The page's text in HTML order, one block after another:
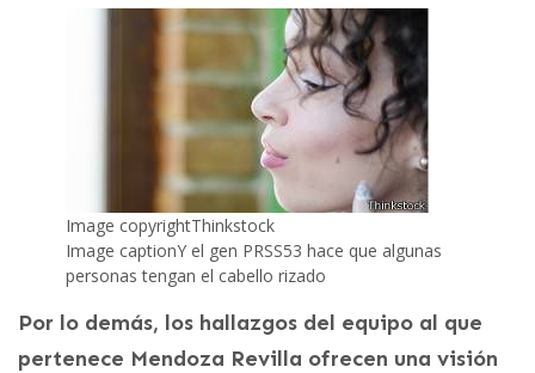
Image copyrightThinkstock
Image captionY el gen PRSS53 hace que algunas
personas tengan el cabello rizado
Por lo demás, los hallazgos del equipo al que
pertenece Mendoza Revilla ofrecen una visión